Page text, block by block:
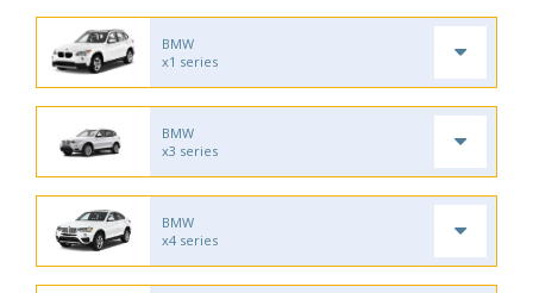
BMW
x1 series
BMW
x3 series
BMW
x4 series